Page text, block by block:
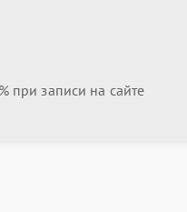
при записи на сайте